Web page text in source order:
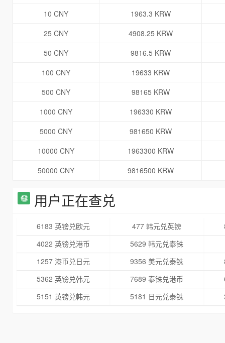
10 CNY
1963.3 KRW
25 CNY
4908.25 KRW
50 CNY
9816.5 KRW
100 CNY
19633 KRW
500 CNY
98165 KRW
1000 CNY
196330 KRW
5000 CNY
981650 KRW
10000 CNY
1963300 KRW
50000 CNY
9816500 KRW
用户正在查兑
6183 英镑兑欧元 477 韩元兑英镑
4022 英镑兑港币
5629 韩元兑泰铢
1257 港币兑日元
9356 美元兑泰铢
5362 英镑兑韩元
7689 泰铢兑港币
5151 英镑兑韩元
5181 日元兑泰铢